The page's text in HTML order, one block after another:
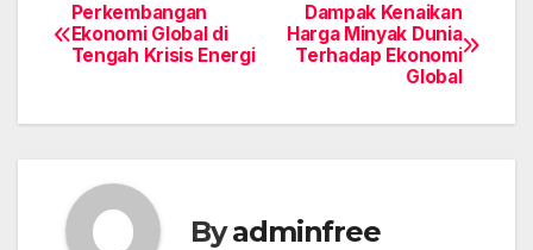
Post
navigation
Dampak Kenaikan
Harga Minyak Dunia
Terhadap Ekonomi
Global
Perkembangan
Ekonomi Global di
Tengah Krisis Energi
Byadminfree